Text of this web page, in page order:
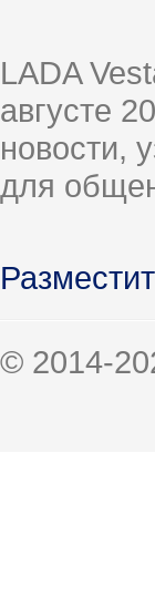
LADA
августе
новости,
для
© 2014-